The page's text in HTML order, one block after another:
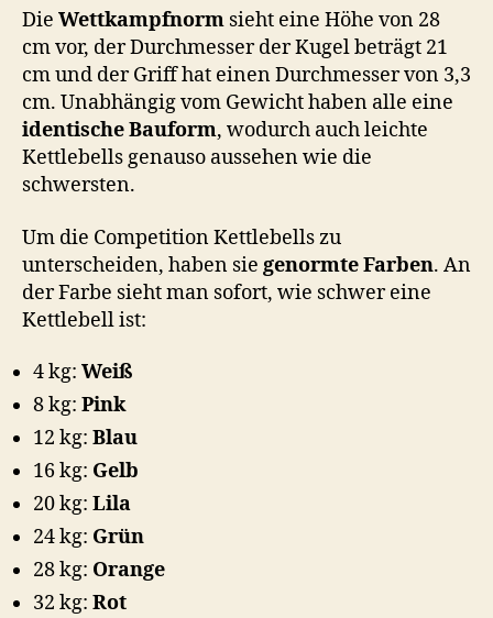
Die Wettkampfnorm sieht eine Höhe von 28
cm vor, der Durchmesser der Kugel beträgt 21
cm und der Griff hat einen Durchmesser von 3,3
cm. Unabhängig vom Gewicht haben alle eine
identische Bauform, wodurch auch leichte
Kettlebells genauso aussehen wie die
schwersten.
Um die Competition Kettlebells zu
unterscheiden, haben sie genormte Farben. An
der Farbe sieht man sofort, wie schwer eine
Kettlebell ist:
4 kg: Weiß
8 kg: Pink
12 kg: Blau
16 kg: Gelb
20 kg: Lila
24 kg: Grün
28 kg: Orange
32 kg: Rot